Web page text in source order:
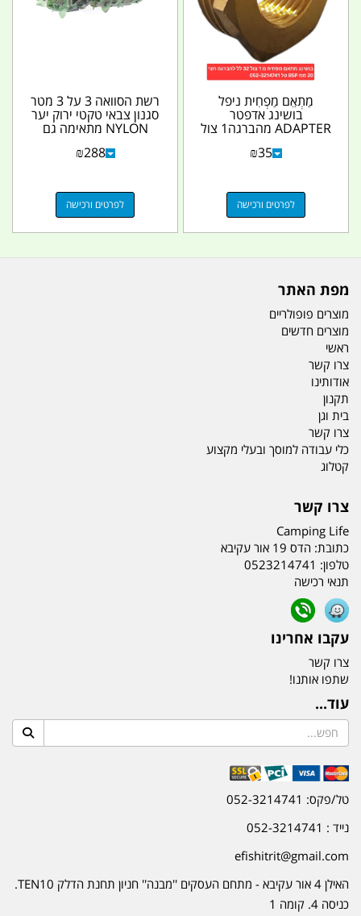
מַתְאֵם מַפְחִית ניפל
בושינג אדפטר
ADAPTER מהברגה1 צול
ממ...₪35
לפרטים ורכישה
רשת הסוואה 3 על 3 מטר
סגנון צבאי טקטי ירוק יער
NYLON מתאימה גם
₪288
לפרטים ורכישה
מפת האתר
מוצרים פופולריים
מוצרים חדשים
ראשי
צרו קשר
אודותינו
תקנון
בית וגן
צרו קשר
כלי עבודה למוסך ובעלי מקצוע
קטלוג
צרו קשר
Camping Life
כתובת: הדס 19 אור עקיבא
טלפון: 0523214741
תנאי רכישה
עקבו אחרינו
צרו קשר
שתפו אותנו!
עוד...
טל/פקס: 052-3214741
נייד : 052-3214741
efishitrit@gmail.com
האילן 4 אור עקיבא - מתחם העסקים ''מבנה'' חניון תחנת הדלק TEN10.
כניסה 4. קומה 1